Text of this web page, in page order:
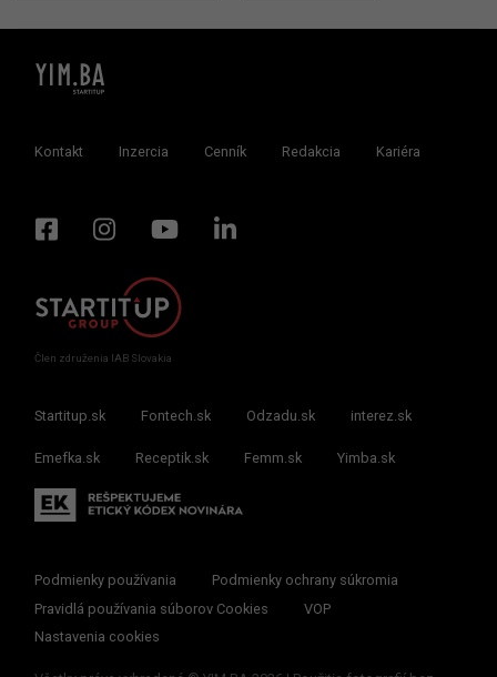
Kontakt Inzercia Cenník Redakcia Kariéra
Člen združenia IAB Slovakia
Startitup.sk Fontech.sk Odzadu.sk interez.sk
Emefka.sk Receptik.sk Femm.sk Yimba.sk
Podmienky používania
Podmienky ochrany súkromia
Pravidlá používania súborov Cookies
VOP
Nastavenia cookies